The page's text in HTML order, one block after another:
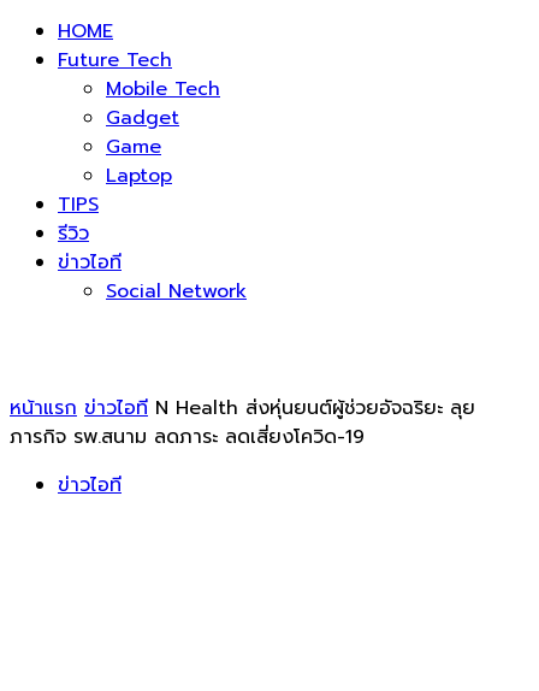
HOME
Future Tech
Mobile Tech
Gadget
Game
Laptop
TIPS
รีวิว
ข่าวไอที
Social Network
หน้าแรก ข่าวไอที N Health ส่งหุ่นยนต์ผู้ช่วยอัจฉริยะ ลุย
ภารกิจ รพ.สนาม ลดภาระ ลดเสี่ยงโควิด-19
ข่าวไอที